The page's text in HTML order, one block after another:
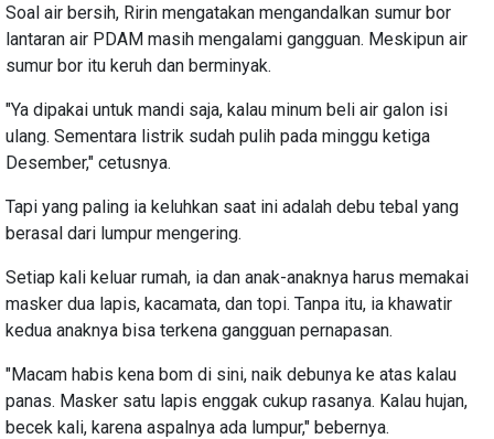
Soal air bersih, Ririn mengatakan mengandalkan sumur bor
lantaran air PDAM masih mengalami gangguan. Meskipun air
sumur bor itu keruh dan berminyak.
"Ya dipakai untuk mandi saja, kalau minum beli air galon isi
ulang. Sementara listrik sudah pulih pada minggu ketiga
Desember," cetusnya.
Tapi yang paling ia keluhkan saat ini adalah debu tebal yang
berasal dari lumpur mengering.
Setiap kali keluar rumah, ia dan anak-anaknya harus memakai
masker dua lapis, kacamata, dan topi. Tanpa itu, ia khawatir
kedua anaknya bisa terkena gangguan pernapasan.
"Macam habis kena bom di sini, naik debunya ke atas kalau
panas. Masker satu lapis enggak cukup rasanya. Kalau hujan,
becek kali, karena aspalnya ada lumpur," bebernya.